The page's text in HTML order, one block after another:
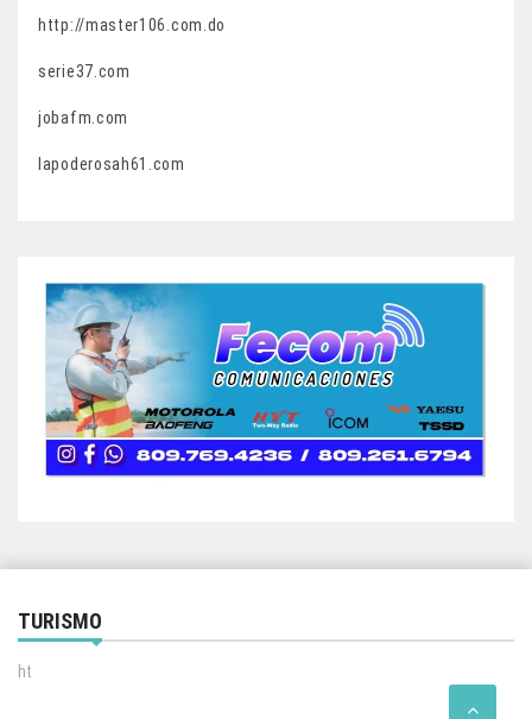
http://master106.com.do
serie37.com
jobafm.com
lapoderosah61.com
TURISMO
ht